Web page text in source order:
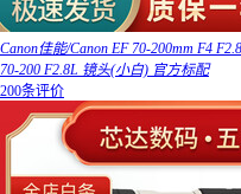
Canon佳能/Canon EF 70-200mm F4
70-200 F2.8L 镜头(小白) 官方标配
200条评价